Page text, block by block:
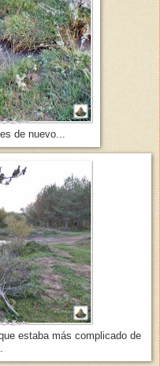
de nuevo...
estaba más complicado de